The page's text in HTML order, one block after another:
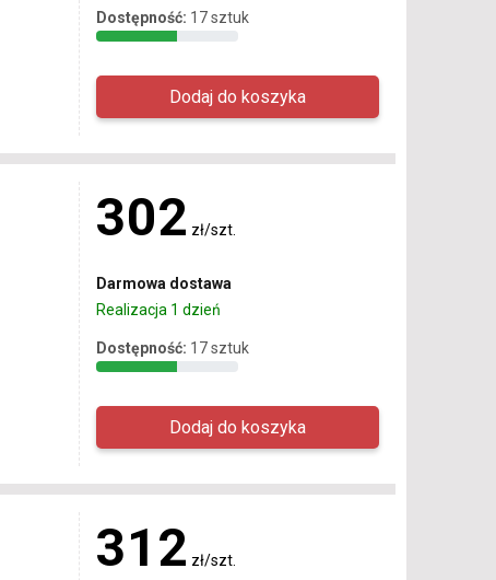
Dostępność: 17 sztuk
302 zł/szt.
Darmowa dostawa
Realizacja 1 dzień
Dostępność: 17 sztuk
312 zł/szt.